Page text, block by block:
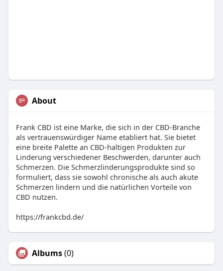
About
Frank CBD ist eine Marke, die sich in der CBD-Branche
als vertrauenswürdiger Name etabliert hat. Sie bietet
eine breite Palette an CBD-haltigen Produkten zur
Linderung verschiedener Beschwerden, darunter auch
Schmerzen. Die Schmerzlinderungsprodukte sind so
formuliert, dass sie sowohl chronische als auch akute
Schmerzen lindern und die natürlichen Vorteile von
CBD nutzen.
https://frankcbd.de/
Albums(0)